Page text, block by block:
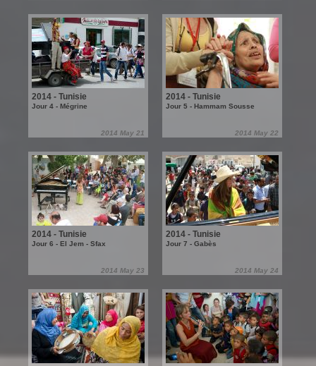
2014 - Tunisie
Jour 4 - Mégrine
2014 May 21
2014 - Tunisie
Jour 5 - Hammam Sousse
2014 May 22
2014 - Tunisie
Jour 6 - El Jem - Sfax
2014 May 23
2014 - Tunisie
Jour 7 - Gabès
2014 May 24